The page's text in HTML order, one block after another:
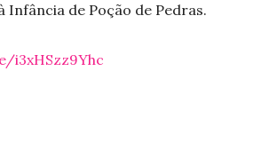
Infância de Poção de Pedras.
i3xHSzz9Yhc